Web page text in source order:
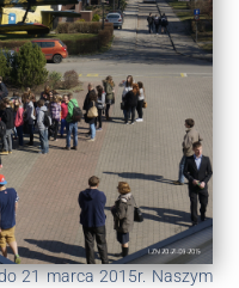
21 marca 2015r. Naszym